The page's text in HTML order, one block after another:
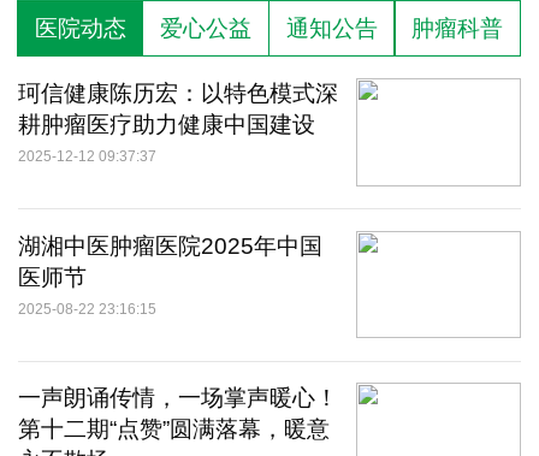
医院动态 爱心公益 通知公告 肿瘤科普
珂信健康陈历宏：以特色模式深
耕肿瘤医疗助力健康中国建设
2025-12-12 09:37:37
湖湘中医肿瘤医院2025年中国
医师节
2025-08-22 23:16:15
一声朗诵传情，一场掌声暖心！
第十二期“点赞”圆满落幕，暖意